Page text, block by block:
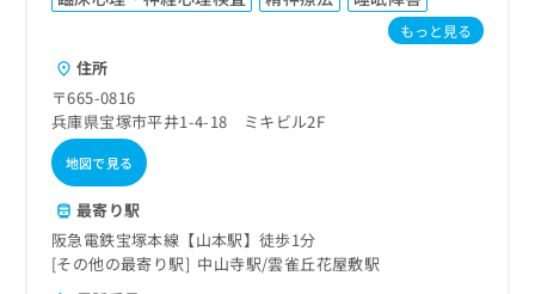
もっと見る
住所
〒665-0816
兵庫県宝塚市平井1-4-18 ミキビル2F
地図で見る
最寄り駅
阪急電鉄宝塚本線【山本駅】徒歩1分
その他の最寄り駅
中山寺駅 雲雀丘花屋敷駅